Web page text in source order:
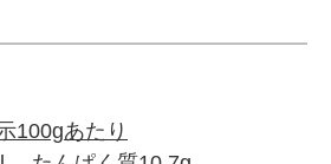
100gあたり